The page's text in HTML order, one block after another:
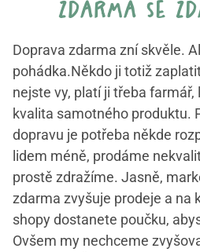
zdarma se
Doprava zdarma zní skvěle.
pohádka.Někdo ji totiž
nejste vy, platí ji třeba farmář,
kvalita samotného produktu.
dopravu je potřeba někde
lidem méně, prodáme
prostě zdražíme. Jasně,
zdarma zvyšuje prodeje a na
shopy dostanete poučku,
Ovšem my nechceme